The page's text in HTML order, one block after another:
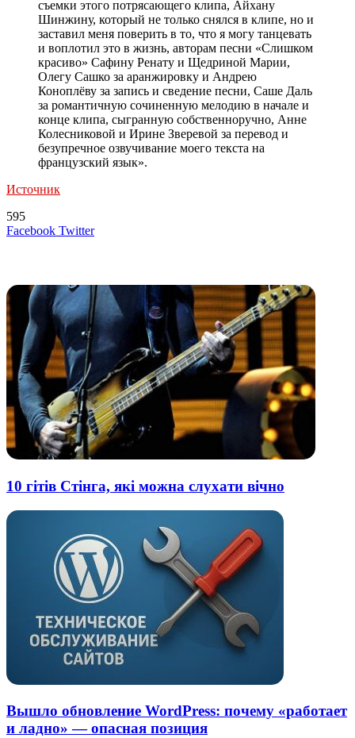
съемки этого потрясающего клипа, Айхану
Шинжину, который не только снялся в клипе, но и
заставил меня поверить в то, что я могу танцевать
и воплотил это в жизнь, авторам песни «Слишком
красиво» Сафину Ренату и Щедриной Марии,
Олегу Сашко за аранжировку и Андрею
Коноплёву за запись и сведение песни, Саше Даль
за романтичную сочиненную мелодию в начале и
конце клипа, сыгранную собственноручно, Анне
Колесниковой и Ирине Зверевой за перевод и
безупречное озвучивание моего текста на
французский язык».
Источник
595
Facebook TwitterLinkedIn
Tumblr
Reddit
Вконтакте
Одноклассники
Skype
Messenger
Messenger
WhatsApp
Telegram
Viber
Line
Поделиться
Печатать
10 гітів Стінга, які можна слухати вічно
Вышло обновление WordPress: почему «работает
и ладно» — опасная позиция